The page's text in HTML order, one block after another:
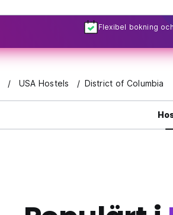
Flexibel bokning
USA Hostels District of Columbia